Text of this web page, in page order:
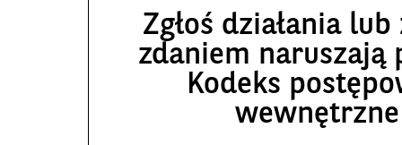
Zgłoś działania
zdaniem naruszają
Kodeks